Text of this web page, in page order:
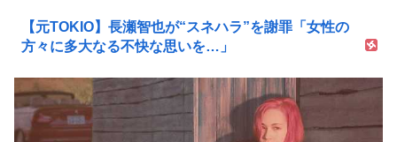
【元TOKIO】長瀬智也が“スネハラ”を謝罪「女性の
方々に多大なる不快な思いを…」